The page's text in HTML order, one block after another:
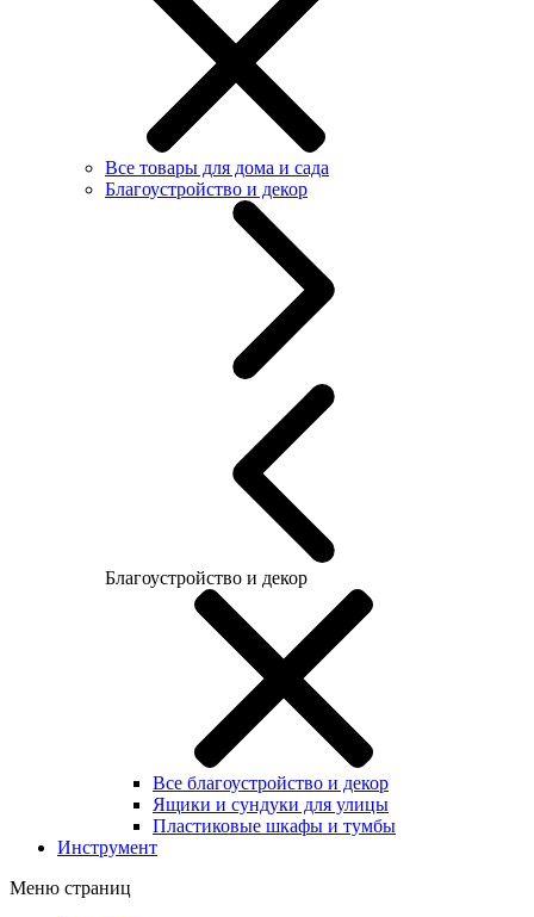
Все товары для дома и сада
Благоустройство и декор
Благоустройство и декор
Все благоустройство и декор
Ящики и сундуки для улицы
Пластиковые шкафы и тумбы
Инструмент
Меню страниц